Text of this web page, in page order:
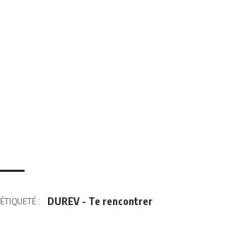
ÉTIQUETÉ : DUREV - Te rencontrer